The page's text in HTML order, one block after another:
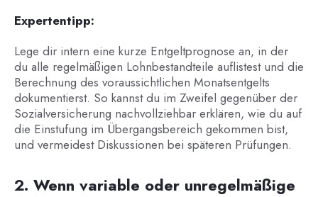
Expertentipp:
Lege dir intern eine kurze Entgeltprognose an, in der
du alle regelmäßigen Lohnbestandteile auflistest und die
Berechnung des voraussichtlichen Monatsentgelts
dokumentierst. So kannst du im Zweifel gegenüber der
Sozialversicherung nachvollziehbar erklären, wie du auf
die Einstufung im Übergangsbereich gekommen bist,
und vermeidest Diskussionen bei späteren Prüfungen.
2. Wenn variable oder unregelmäßige